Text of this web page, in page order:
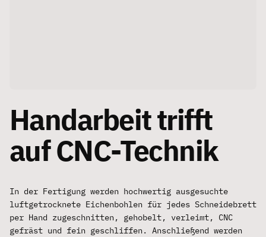
Handarbeit trifft
auf CNC-Technik
In der Fertigung werden hochwertig ausgesuchte
luftgetrocknete Eichenbohlen für jedes Schneidebrett
per Hand zugeschnitten, gehobelt, verleimt, CNC
gefräst und fein geschliffen. Anschließend werden